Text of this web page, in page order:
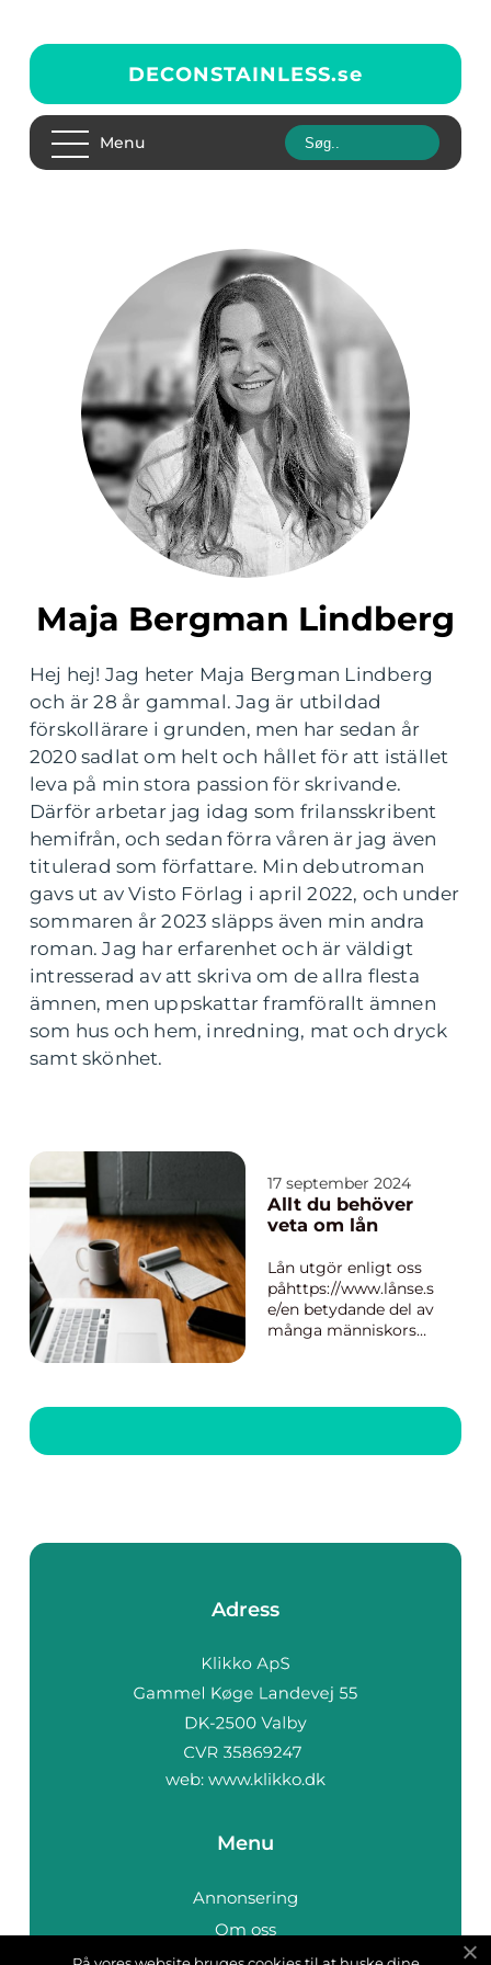
DECONSTAINLESS.se
Menu
Maja Bergman Lindberg
Hej hej! Jag heter Maja Bergman Lindberg
och är 28 år gammal. Jag är utbildad
förskollärare i grunden, men har sedan år
2020 sadlat om helt och hållet för att istället
leva på min stora passion för skrivande.
Därför arbetar jag idag som frilansskribent
hemifrån, och sedan förra våren är jag även
titulerad som författare. Min debutroman
gavs ut av Visto Förlag i april 2022, och under
sommaren år 2023 släpps även min andra
roman. Jag har erfarenhet och är väldigt
intresserad av att skriva om de allra flesta
ämnen, men uppskattar framförallt ämnen
som hus och hem, inredning, mat och dryck
samt skönhet.
17 september 2024
Allt du behöver
veta om lån
Lån utgör enligt oss
påhttps://www.lånse.s
e/en betydande del av
många människors
bil eller finansiera en
låna pengar idag kan
Adress
web: www.klikko.dk
Menu
Annonsering
Om oss
Cookies